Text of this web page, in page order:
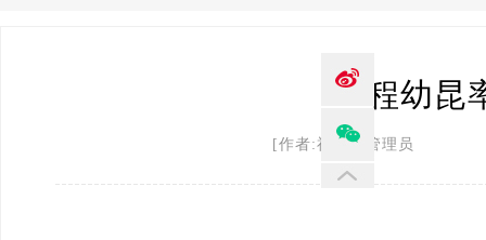
程幼昆
[作者:禄劝县管理员 发